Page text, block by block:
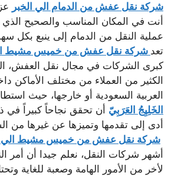
شركة نقل عفش من الدمام الي الخبر
أنت في المكان المناسب والصحيح
عملية النقل من الدمام إلى ينبع بكل
تعد شركة نقل عفش من خميس مشيط
كبرى الشركات في مجال نقل العفش،
الكثير من العملاء من مختلف الأماكن
العربية السعودية أو خارجها، حيث
الخَلِيِجُ العَرَبِيّ أن تحقق نجاحاً كبيراً في
أدى إلى تقدمها وتميزها عن غيرها من
شركة نقل عفش من خميس مشيط الي
أشهر شركات النقل، نعلم جيدا أن أمر
لأخر من الأمور الهامة وصعبة للغاية